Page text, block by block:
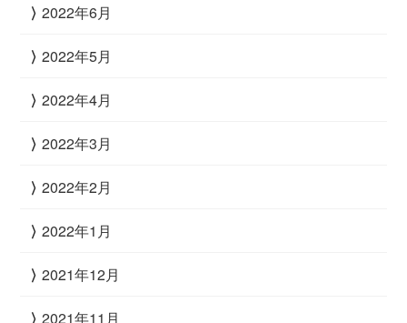
2022年6月
2022年5月
2022年4月
2022年3月
2022年2月
2022年1月
2021年12月
2021年11月